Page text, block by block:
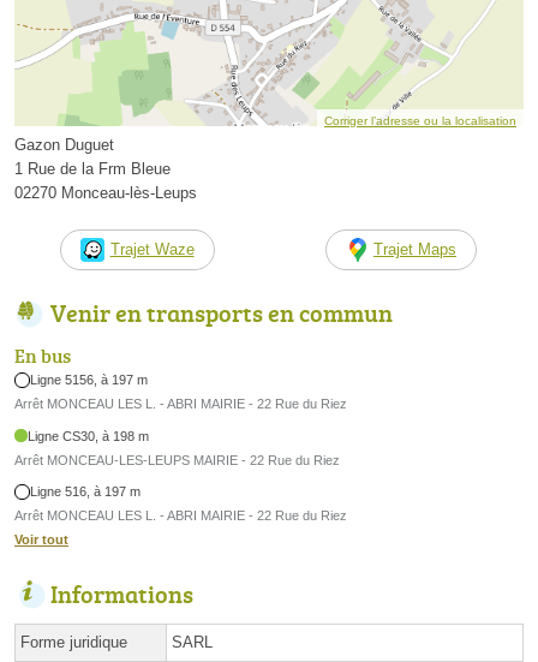
Corriger l’adresse ou la localisation
Gazon Duguet
1 Rue de la Frm Bleue
02270 Monceau-lès-Leups
Trajet Waze Trajet Maps
Venir en transports en commun
En bus
Ligne 5156, à 197 m
Arrêt MONCEAU LES L. - ABRI MAIRIE - 22 Rue du Riez
Ligne CS30, à 198 m
Arrêt MONCEAU-LES-LEUPS MAIRIE - 22 Rue du Riez
Ligne 516, à 197 m
Arrêt MONCEAU LES L. - ABRI MAIRIE - 22 Rue du Riez
Voir tout
Informations
Forme juridique SARL